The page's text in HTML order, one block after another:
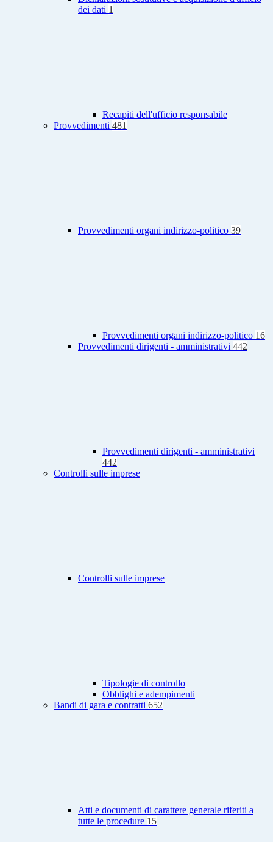
dei dati 1
Recapiti dell'ufficio responsabile
Provvedimenti 481
Provvedimenti organi indirizzo-politico 39
Provvedimenti organi indirizzo-politico 16
Provvedimenti dirigenti - amministrativi 442
Provvedimenti dirigenti - amministrativi
442
Controlli sulle imprese
Controlli sulle imprese
Tipologie di controllo
Obblighi e adempimenti
Bandi di gara e contratti 652
Atti e documenti di carattere generale riferiti a
tutte le procedure 15